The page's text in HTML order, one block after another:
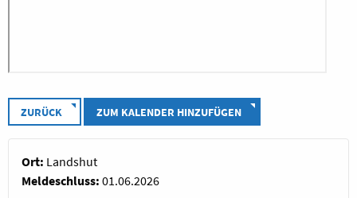
ZURÜCK ZUM KALENDER HINZUFÜGEN
Ort: Landshut
Meldeschluss: 01.06.2026